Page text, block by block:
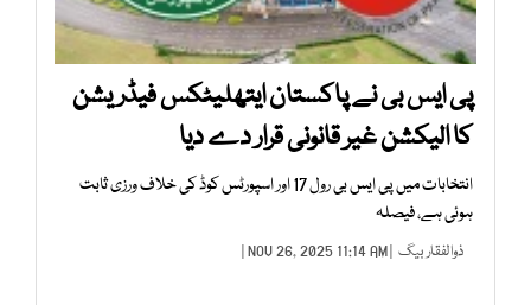
پی ایس بی نے پاکستان ایتھلیٹکس فیڈریشن
کا الیکشن غیر قانونی قرار دے دیا
انتخابات میں پی ایس بی رول 17 اور اسپورٹس کوڈ کی خلاف ورزی ثابت
ہوئی ہے، فیصلہ
ذوالفقار بیگ | NOV 26, 2025 11:14 AM |